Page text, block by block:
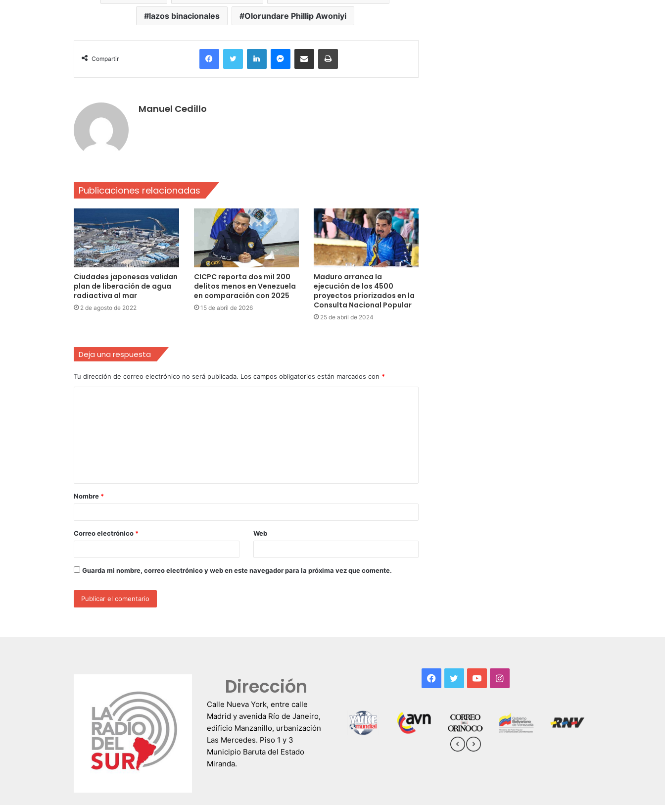
lazos binacionales Olorundare Phillip Awoniyi
Compartir
FacebookTwitter LinkedInMessengerCompartir por correo electrónicoImprimir
Manuel Cedillo
Publicaciones relacionadas
Ciudades japonesas validan
plan de liberación de agua
radiactiva al mar
2 de agosto de 2022
CICPC reporta dos mil 200
delitos menos en Venezuela
en comparación con 2025
15 de abril de 2026
Maduro arranca la
ejecución de los 4500
proyectos priorizados en la
Consulta Nacional Popular
25 de abril de 2024
Deja una respuesta
Tu dirección de correo electrónico no será publicada. Los campos obligatorios están marcados con *
Nombre *
Correo electrónico * Web
Guarda mi nombre, correo electrónico y web en este navegador para la próxima vez que comente.
Dirección
Calle Nueva York, entre calle
Madrid y avenida Río de Janeiro,
edificio Manzanillo, urbanización
Las Mercedes. Piso 1 y 3
Municipio Baruta del Estado
Miranda.
Facebook
TwitterYouTubeInstagram